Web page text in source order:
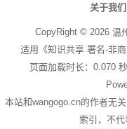
关于我们
CopyRight © 2026 温
适用《知识共享 署名-非
页面加载时长：0.070
本站和wangogo.cn的作者无
索引，不代